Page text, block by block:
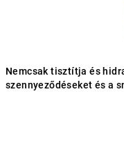
Nemcsak tisztítja és
szennyeződéseket és a